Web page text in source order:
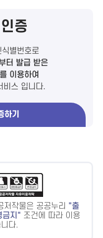
증
별번호로
터 발급 받은
이용하여
비스 입니다.
하기
저작물은 공공누리
출
지
조건에 따라 이용
다.